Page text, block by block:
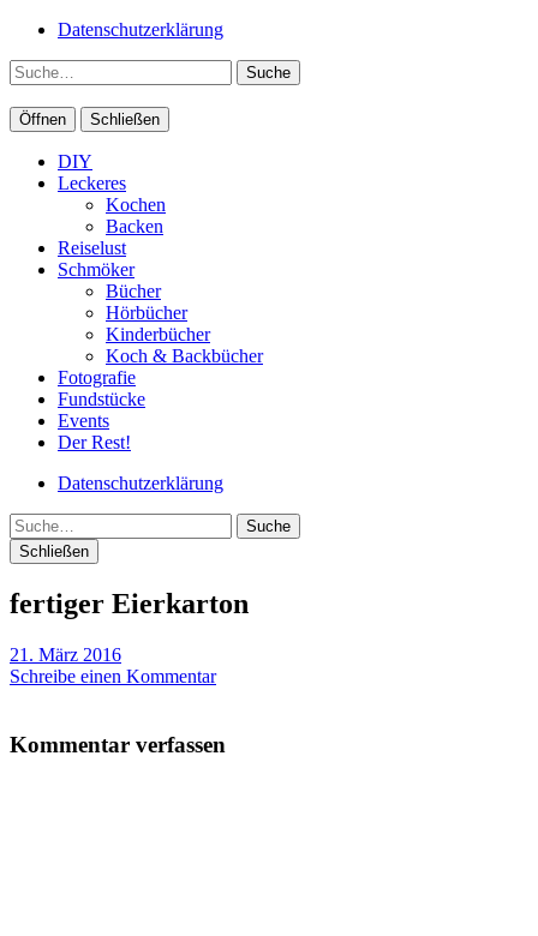
Datenschutzerklärung
Suche
Öffnen Schließen
DIY
Leckeres
Kochen
Backen
Reiselust
Schmöker
Bücher
Hörbücher
Kinderbücher
Koch & Backbücher
Fotografie
Fundstücke
Events
Der Rest!
Datenschutzerklärung
Suche
Schließen
fertiger Eierkarton
21. März 2016
Schreibe einen Kommentar
Kommentar verfassen